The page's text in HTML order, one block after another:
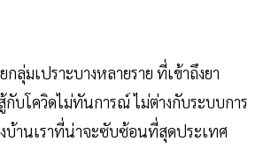
ลุ่มเปราะบางหลายราย ที่เข้าถึงยา
กับโควิดไม่ทันการณ์ ไม่ต่างกับระบบการ
บ้านเราที่น่าจะซับซ้อนที่สุดประเทศ